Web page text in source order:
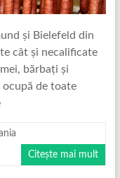
și Bielefeld din
cât și necalificate
bărbați și
ocupă de toate
Citește mai mult